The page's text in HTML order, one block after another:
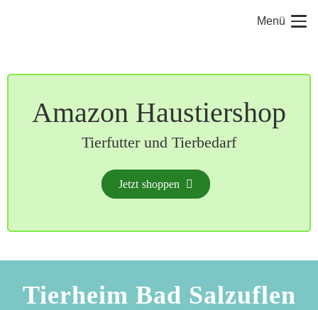
Menü
Amazon Haustiershop
Tierfutter und Tierbedarf
Jetzt shoppen
Tierheim Bad Salzuflen